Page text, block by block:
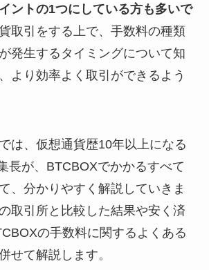
ントの1つにしている方も多いで
取引をする上で、手数料の種類
発生するタイミングについて知
より効率よく取引ができるよう
は、仮想通貨歴10年以上になる
長が、BTCBOXでかかるすべて
、分かりやすく解説していきま
取引所と比較した結果や安く済
の手数料に関するよくある
せて解説します。